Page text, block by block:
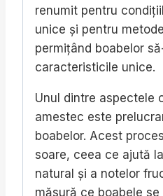
renumit pentru
unice și pentru
permițând boabelor
caracteristicile unice.
Unul dintre aspectele
amestec este
boabelor. Acest
soare, ceea ce ajută
natural și a notelor
măsură ce boabele